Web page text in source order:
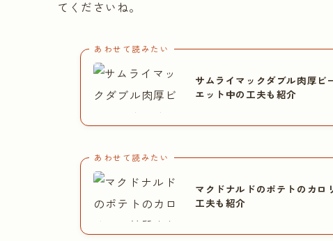
てくださいね。
あわせて読みたい
サムライマックダブル肉厚ビ
エット中の工夫も紹介
あわせて読みたい
マクドナルドのポテトのカロ
工夫も紹介